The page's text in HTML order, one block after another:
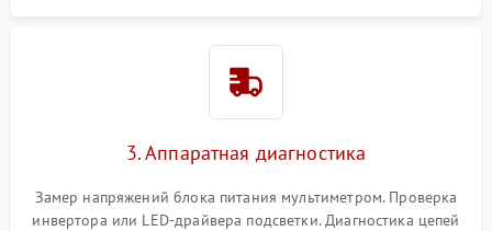
Поломка системы защиты
3. Аппаратная диагностика
Замер напряжений блока питания мультиметром. Проверка
инвертора или LED-драйвера подсветки. Диагностика цепей